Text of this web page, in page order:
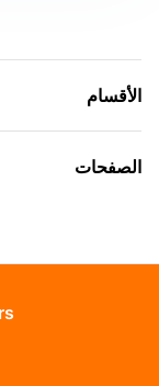
الأقسام
الصفحات